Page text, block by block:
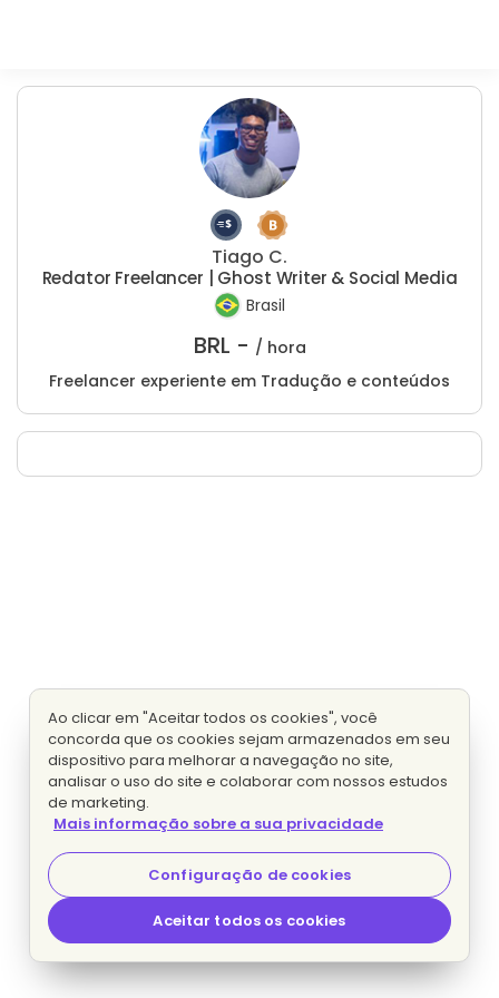
Tiago C.
Redator Freelancer | Ghost Writer & Social Media
Brasil
BRL - / hora
Freelancer experiente em Tradução e conteúdos
Ao clicar em "Aceitar todos os cookies", você
concorda que os cookies sejam armazenados em seu
dispositivo para melhorar a navegação no site,
analisar o uso do site e colaborar com nossos estudos
de marketing.
Mais informação sobre a sua privacidade
Configuração de cookies
Aceitar todos os cookies